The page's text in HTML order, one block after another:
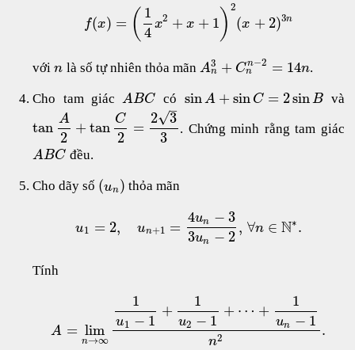
f(x) = ( 1
4
x2 + x + 1 ) 2
(x + 2)3n
vớin là số tự nhiên thỏa mãn A3
n + Cn−2
n = 14n.
Cho tam giác ABC có sinA + sin C = 2sinB và
tan A
2
+ tan C
2
=
2 3
–
√
3
. Chứng minh rằng tam giác
ABC đều.
Cho dãy số (un) thỏa mãn
u1 = 2, un+1 =
4un − 3
3un − 2
, ∀n ∈ N∗.
Tính
A = lim
n→∞
1
u1 − 1
+
1
u2 − 1
+ ⋯ +
1
un − 1
n2 .